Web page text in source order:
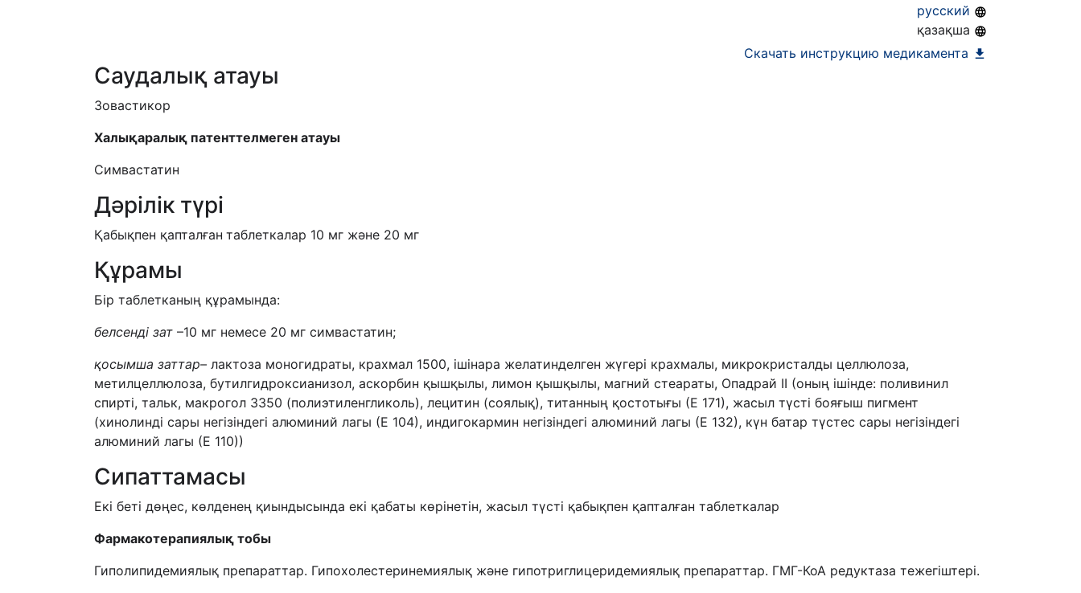
русский
қазақша
Скачать инструкцию медикамента
Саудалық атауы
Зовастикор
Халықаралық патенттелмеген атауы
Симвастатин
Дәрілік түрі
Қабықпен қапталған таблеткалар 10 мг және 20 мг
Құрамы
Бір таблетканың құрамында:
белсенді зат –10 мг немесе 20 мг симвастатин;
қосымша заттар– лактоза моногидраты, крахмал 1500, ішінара желатинделген жүгері крахмалы, микрокристалды целлюлоза,
метилцеллюлоза, бутилгидроксианизол, аскорбин қышқылы, лимон қышқылы, магний стеараты, Опадрай II (оның ішінде: поливинил
спирті, тальк, макрогол 3350 (полиэтиленгликоль), лецитин (соялық), титанның қостотығы (Е 171), жасыл түсті бояғыш пигмент
(хинолинді сары негізіндегі алюминий лагы (Е 104), индигокармин негізіндегі алюминий лагы (Е 132), күн батар түстес сары негізіндегі
алюминий лагы (Е 110))
Сипаттамасы
Екі беті дөңес, көлденең қиындысында екі қабаты көрінетін, жасыл түсті қабықпен қапталған таблеткалар
Фармакотерапиялық тобы
Гиполипидемиялық препараттар. Гипохолестеринемиялық және гипотриглицеридемиялық препараттар. ГМГ-КоА редуктаза тежегіштері.